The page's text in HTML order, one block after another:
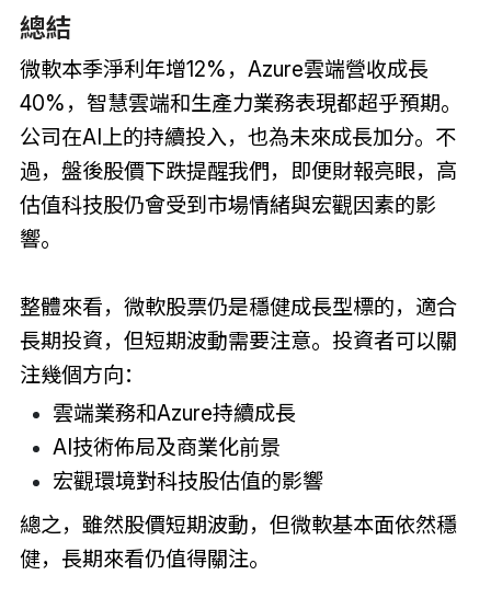
總結
微軟本季淨利年增12%，Azure雲端營收成長
40%，智慧雲端和生產力業務表現都超乎預期。
公司在AI上的持續投入，也為未來成長加分。不
過，盤後股價下跌提醒我們，即便財報亮眼，高
估值科技股仍會受到市場情緒與宏觀因素的影
響。
整體來看，微軟股票仍是穩健成長型標的，適合
長期投資，但短期波動需要注意。投資者可以關
注幾個方向：
雲端業務和Azure持續成長
AI技術佈局及商業化前景
宏觀環境對科技股估值的影響
總之，雖然股價短期波動，但微軟基本面依然穩
健，長期來看仍值得關注。